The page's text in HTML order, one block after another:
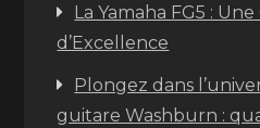
La Yamaha FG5 :
d’Excellence
Plongez dans
guitare Washburn :